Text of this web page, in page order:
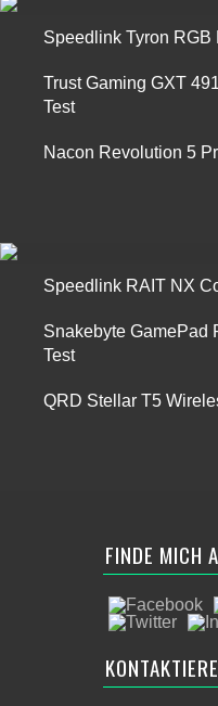
Speedlink Tyron RGB
Trust Gaming GXT
Test
Nacon Revolution 5
Speedlink RAIT NX
Snakebyte GamePad
Test
QRD Stellar T5
FINDE MICH